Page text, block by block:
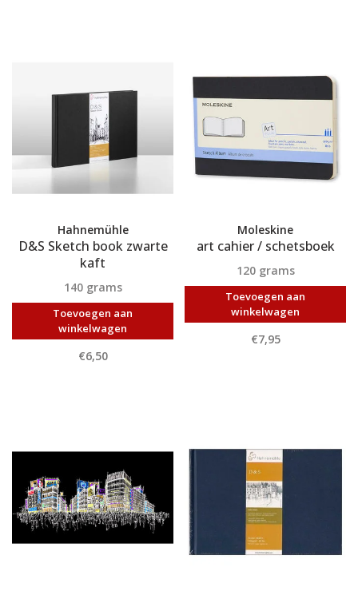
Hahnemühle
D&S Sketch book zwarte
kaft
140 grams
Toevoegen aan
winkelwagen
€6,50
Moleskine
art cahier / schetsboek
120 grams
Toevoegen aan
winkelwagen
€7,95